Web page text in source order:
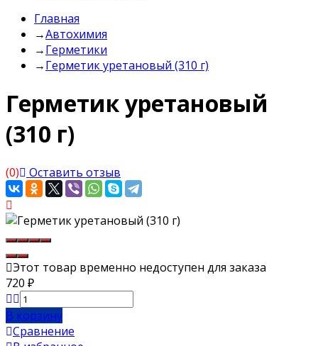
Главная
→Автохимия
→Герметики
→Герметик уретановый (310 г)
Герметик уретановый
(310 г)
(0) Оставить отзыв
Этот товар временно недоступен для заказа
720 ₽
В корзину
Сравнение